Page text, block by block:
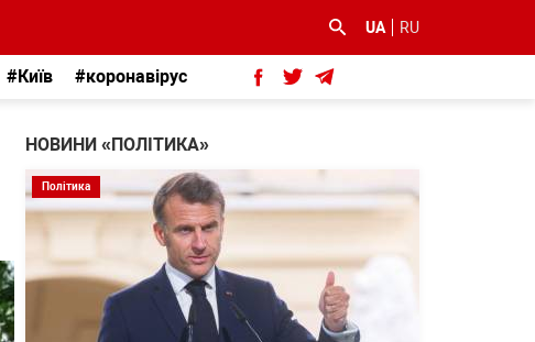
UA RU
#Київ #коронавірус
НОВИНИ «ПОЛІТИКА»
Політика